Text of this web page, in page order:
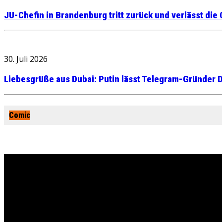
JU-Chefin in Brandenburg tritt zurück und verlässt die
30. Juli 2026
Liebesgrüße aus Dubai: Putin lässt Telegram-Gründer
Comic